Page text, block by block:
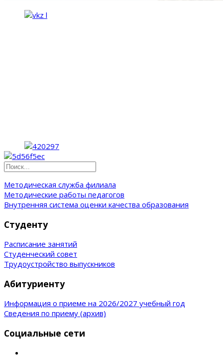
Методическая служба филиала
Методические работы педагогов
Внутренняя система оценки качества образования
Студенту
Расписание занятий
Студенческий совет
Трудоустройство выпускников
Абитуриенту
Информация о приеме на 2026/2027 учебный год
Сведения по приему (архив)
Социальные сети